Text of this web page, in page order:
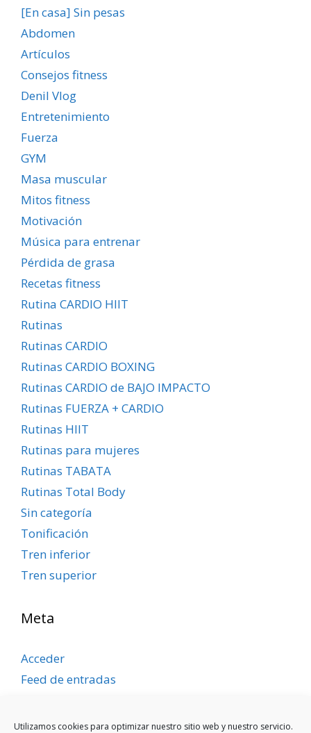
Utilizamos cookies para optimizar nuestro sitio web y nuestro servicio.
[En casa] Sin pesas
Abdomen
Artículos
Consejos fitness
Denil Vlog
Entretenimiento
Fuerza
GYM
Masa muscular
Mitos fitness
Motivación
Música para entrenar
Pérdida de grasa
Recetas fitness
Rutina CARDIO HIIT
Rutinas
Rutinas CARDIO
Rutinas CARDIO BOXING
Rutinas CARDIO de BAJO IMPACTO
Rutinas FUERZA + CARDIO
Rutinas HIIT
Rutinas para mujeres
Rutinas TABATA
Rutinas Total Body
Sin categoría
Tonificación
Tren inferior
Tren superior
Meta
Acceder
Feed de entradas
WordPress.org